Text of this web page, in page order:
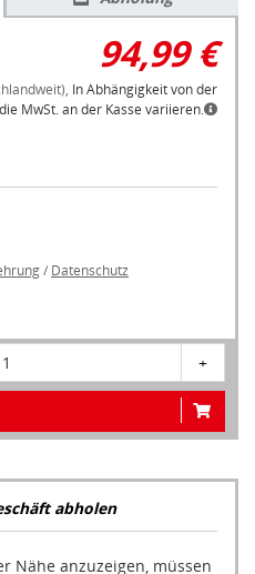
94,99 €
In Abhängigkeit von der
MwSt. an der Kasse variieren.
1 +
abholen
Nähe anzuzeigen, müssen